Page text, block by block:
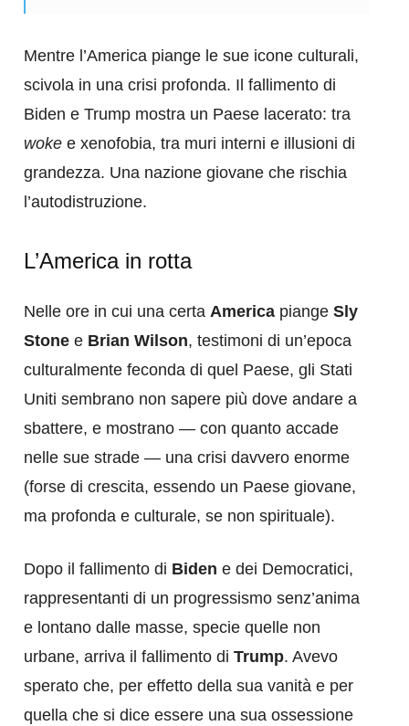
Mentre l’America piange le sue icone culturali,
scivola in una crisi profonda. Il fallimento di
Biden e Trump mostra un Paese lacerato: tra
woke e xenofobia, tra muri interni e illusioni di
grandezza. Una nazione giovane che rischia
l’autodistruzione.
L’America in rotta
Nelle ore in cui una certa America piange Sly
Stone e Brian Wilson, testimoni di un’epoca
culturalmente feconda di quel Paese, gli Stati
Uniti sembrano non sapere più dove andare a
sbattere, e mostrano — con quanto accade
nelle sue strade — una crisi davvero enorme
(forse di crescita, essendo un Paese giovane,
ma profonda e culturale, se non spirituale).
Dopo il fallimento di Biden e dei Democratici,
rappresentanti di un progressismo senz’anima
e lontano dalle masse, specie quelle non
urbane, arriva il fallimento di Trump. Avevo
sperato che, per effetto della sua vanità e per
quella che si dice essere una sua ossessione